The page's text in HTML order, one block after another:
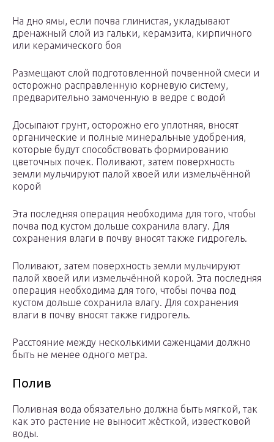
На дно ямы, если почва глинистая, укладывают
дренажный слой из гальки, керамзита, кирпичного
или керамического боя
Размещают слой подготовленной почвенной смеси и
осторожно расправленную корневую систему,
предварительно замоченную в ведре с водой
Досыпают грунт, осторожно его уплотняя, вносят
органические и полные минеральные удобрения,
которые будут способствовать формированию
цветочных почек. Поливают, затем поверхность
земли мульчируют палой хвоей или измельчённой
корой
Эта последняя операция необходима для того, чтобы
почва под кустом дольше сохранила влагу. Для
сохранения влаги в почву вносят также гидрогель.
Поливают, затем поверхность земли мульчируют
палой хвоей или измельчённой корой. Эта последняя
операция необходима для того, чтобы почва под
кустом дольше сохранила влагу. Для сохранения
влаги в почву вносят также гидрогель.
Расстояние между несколькими саженцами должно
быть не менее одного метра.
Полив
Поливная вода обязательно должна быть мягкой, так
как это растение не выносит жёсткой, известковой
воды.